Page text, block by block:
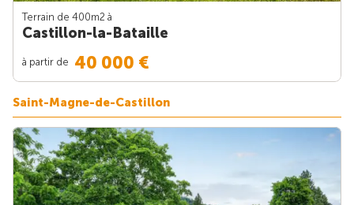
Terrain de 400m2 à
Castillon-la-Bataille
à partir de 40 000 €
Saint-Magne-de-Castillon